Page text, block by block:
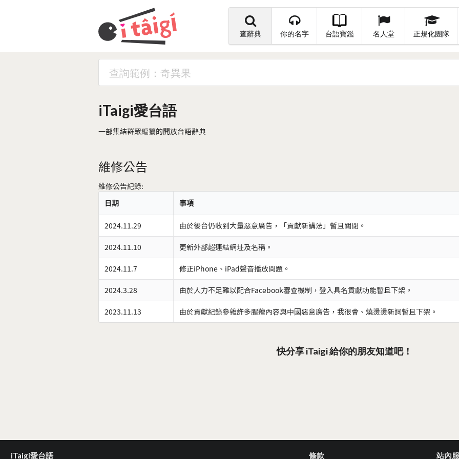
查辭典 你的名字 台語寶鑑 名人堂 正規化團隊
iTaigi愛台語
一部集結群眾編纂的開放台語辭典
維修公告
維修公告紀錄:
日期
事項
2024.11.29 由於後台仍收到大量惡意廣告，「貢獻新講法」暫且關閉。
2024.11.10 更新外部超連結網址及名稱。
2024.11.7 修正iPhone、iPad聲音播放問題。
2024.3.28 由於人力不足難以配合Facebook審查機制，登入具名貢獻功能暫且下架。
2023.11.13 由於貢獻紀錄參雜許多腥羶內容與中國惡意廣告，我很會、燒燙燙新詞暫且下架。
快分享 iTaigi 給你的朋友知道吧！
iTaigi愛台語 條款 站內